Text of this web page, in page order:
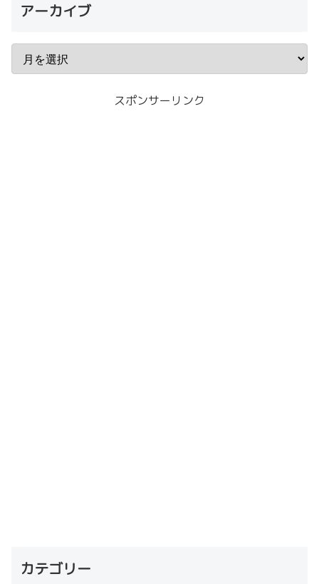
アーカイブ
スポンサーリンク
カテゴリー